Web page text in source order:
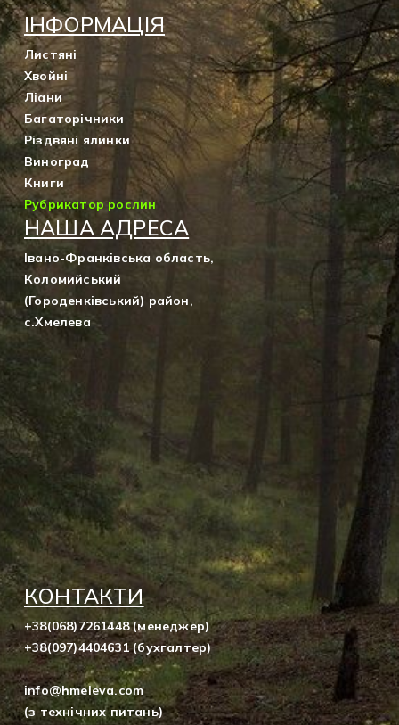
ІНФОРМАЦІЯ
Листяні
Хвойні
Ліани
Багаторічники
Різдвяні ялинки
Виноград
Книги
Рубрикатор рослин
НАША АДРЕСА
Івано-Франківська область,
Коломийський
(Городенківський) район,
с.Хмелева
КОНТАКТИ
+38(068)7261448 (менеджер)
+38(097)4404631 (бухгалтер)
info@hmeleva.com
(з технічних питань)